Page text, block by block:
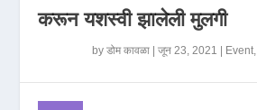
करून यशस्वी झालेली मुलगी
byडोम कावळा |जून 23, 2021 Event,